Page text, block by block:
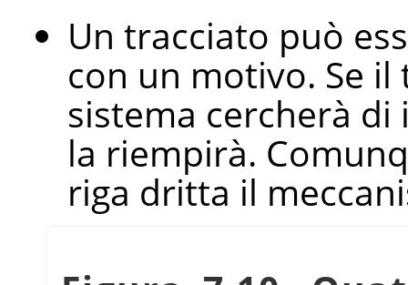
Un tracciato può
con un motivo. Se
sistema cercherà
la riempirà.
riga dritta il